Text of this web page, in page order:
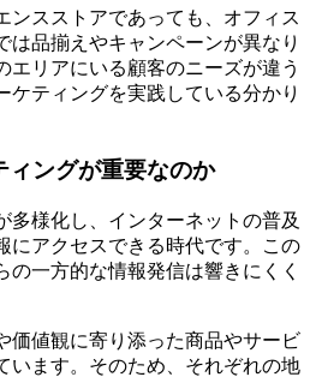
スストアであっても、オフィス
は品揃えやキャンペーンが異なり
エリアにいる顧客のニーズが違う
ケティングを実践している分かり
ィングが重要なのか
様化し、インターネットの普及
にアクセスできる時代です。この
の一方的な情報発信は響きにくく
値観に寄り添った商品やサービ
います。そのため、それぞれの地